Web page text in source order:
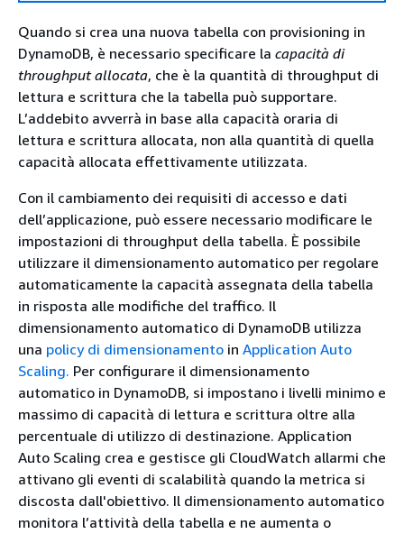
Quando si crea una nuova tabella con provisioning in
DynamoDB, è necessario specificare la capacità di
throughput allocata, che è la quantità di throughput di
lettura e scrittura che la tabella può supportare.
L’addebito avverrà in base alla capacità oraria di
lettura e scrittura allocata, non alla quantità di quella
capacità allocata effettivamente utilizzata.
Con il cambiamento dei requisiti di accesso e dati
dell’applicazione, può essere necessario modificare le
impostazioni di throughput della tabella. È possibile
utilizzare il dimensionamento automatico per regolare
automaticamente la capacità assegnata della tabella
in risposta alle modifiche del traffico. Il
dimensionamento automatico di DynamoDB utilizza
una policy di dimensionamento in Application Auto
Scaling. Per configurare il dimensionamento
automatico in DynamoDB, si impostano i livelli minimo e
massimo di capacità di lettura e scrittura oltre alla
percentuale di utilizzo di destinazione. Application
Auto Scaling crea e gestisce gli CloudWatch allarmi che
attivano gli eventi di scalabilità quando la metrica si
discosta dall'obiettivo. Il dimensionamento automatico
monitora l’attività della tabella e ne aumenta o